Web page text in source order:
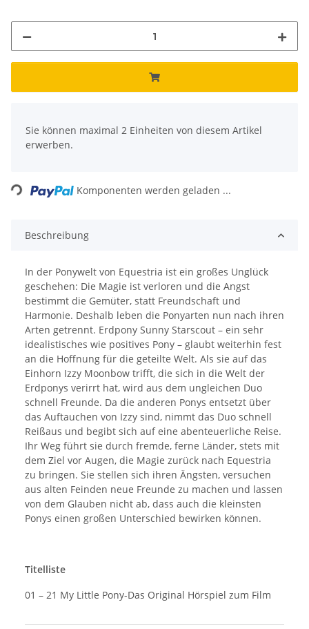
Sie können maximal 2 Einheiten von diesem Artikel
erwerben.
Loading... Komponenten werden geladen ...
Beschreibung
In der Ponywelt von Equestria ist ein großes Unglück
geschehen: Die Magie ist verloren und die Angst
bestimmt die Gemüter, statt Freundschaft und
Harmonie. Deshalb leben die Ponyarten nun nach ihren
Arten getrennt. Erdpony Sunny Starscout – ein sehr
idealistisches wie positives Pony – glaubt weiterhin fest
an die Hoffnung für die geteilte Welt. Als sie auf das
Einhorn Izzy Moonbow trifft, die sich in die Welt der
Erdponys verirrt hat, wird aus dem ungleichen Duo
schnell Freunde. Da die anderen Ponys entsetzt über
das Auftauchen von Izzy sind, nimmt das Duo schnell
Reißaus und begibt sich auf eine abenteuerliche Reise.
Ihr Weg führt sie durch fremde, ferne Länder, stets mit
dem Ziel vor Augen, die Magie zurück nach Equestria
zu bringen. Sie stellen sich ihren Ängsten, versuchen
aus alten Feinden neue Freunde zu machen und lassen
von dem Glauben nicht ab, dass auch die kleinsten
Ponys einen großen Unterschied bewirken können.
Titelliste
01 – 21 My Little Pony-Das Original Hörspiel zum Film